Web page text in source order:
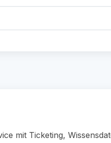
mit Ticketing,